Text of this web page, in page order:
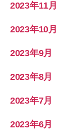
2023年11月
2023年10月
2023年9月
2023年8月
2023年7月
2023年6月